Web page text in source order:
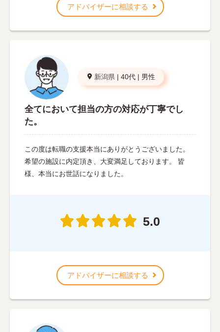
アドバイザーに相談する
新潟県 | 40代 | 男性
全てにおいて担当の方の対応が丁寧でし
た。
この度は転職の支援本当にありがとうございました。
希望の施設に内定頂き、大変満足しております。 皆
様、本当にお世話になりました。
5.0
アドバイザーに相談する